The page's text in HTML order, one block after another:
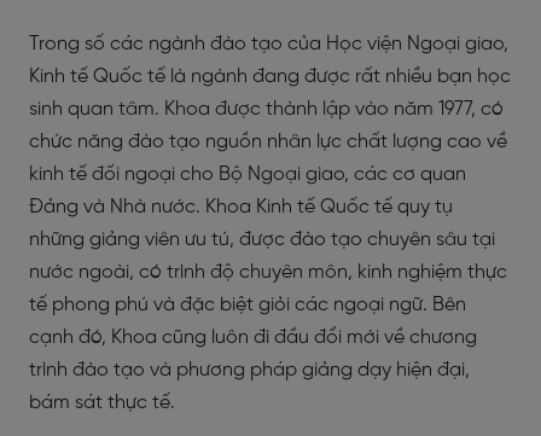
Trong số các ngành đào tạo của Học viện Ngoại giao,
Kinh tế Quốc tế là ngành đang được rất nhiều bạn học
sinh quan tâm. Khoa được thành lập vào năm 1977, có
chức năng đào tạo nguồn nhân lực chất lượng cao về
kinh tế đối ngoại cho Bộ Ngoại giao, các cơ quan
Đảng và Nhà nước. Khoa Kinh tế Quốc tế quy tụ
những giảng viên ưu tú, được đào tạo chuyên sâu tại
nước ngoài, có trình độ chuyên môn, kinh nghiệm thực
tế phong phú và đặc biệt giỏi các ngoại ngữ. Bên
cạnh đó, Khoa cũng luôn đi đầu đổi mới về chương
trình đào tạo và phương pháp giảng dạy hiện đại,
bám sát thực tế.